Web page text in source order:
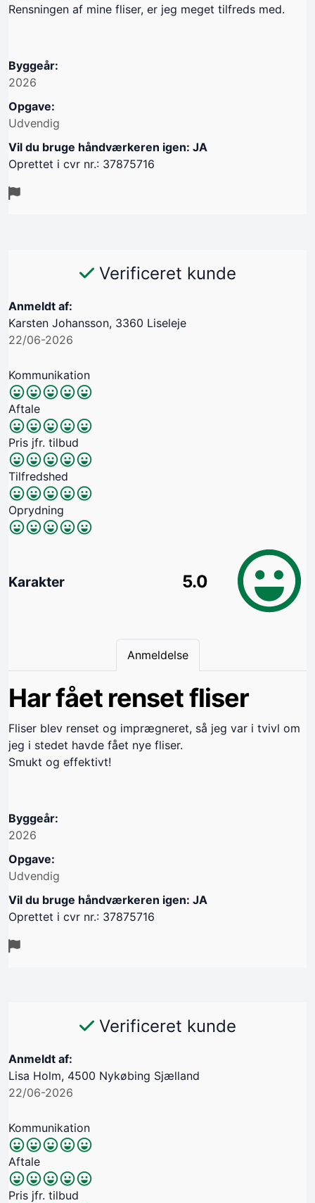
Rensningen af mine fliser, er jeg meget tilfreds med.
Byggeår:
2026
Opgave:
Udvendig
Vil du bruge håndværkeren igen: JA
Oprettet i cvr nr.: 37875716
Verificeret kunde
Anmeldt af:
Karsten Johansson, 3360 Liseleje
22/06-2026
Kommunikation
Aftale
Pris jfr. tilbud
Tilfredshed
Oprydning
Karakter 5.0
Anmeldelse
Har fået renset fliser
Fliser blev renset og imprægneret, så jeg var i tvivl om
jeg i stedet havde fået nye fliser.
Smukt og effektivt!
Byggeår:
2026
Opgave:
Udvendig
Vil du bruge håndværkeren igen: JA
Oprettet i cvr nr.: 37875716
Verificeret kunde
Anmeldt af:
Lisa Holm, 4500 Nykøbing Sjælland
22/06-2026
Kommunikation
Aftale
Pris jfr. tilbud